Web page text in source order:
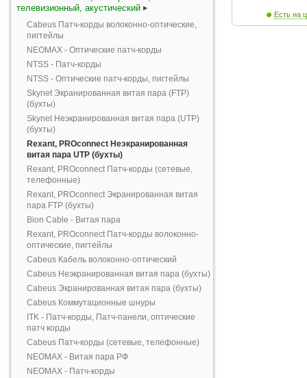
телевизионный, акустический
Cabeus Патч-корды волоконно-оптические,
пигтейлы
NEOMAX - Оптические патч-корды
NTSS - Патч-корды
NTSS - Оптические патч-корды, пигтейлы
Skynet Экранированная витая пара (FTP)
(бухты)
Skynet Неэкранированная витая пара (UTP)
(бухты)
Rexant, PROconnect Неэкранированная
витая пара UTP (бухты)
Rexant, PROconnect Патч-корды (сетевые,
телефонные)
Rexant, PROconnect Экранированная витая
пара FTP (бухты)
Bion Cable - Витая пара
Rexant, PROconnect Патч-корды волоконно-
оптические, пигтейлы
Cabeus Кабель волоконно-оптический
Cabeus Неэкранированная витая пара (бухты)
Cabeus Экранированная витая пара (бухты)
Cabeus Коммутационные шнуры
ITK - Патч-корды, Патч-панели, оптические
патч корды
Cabeus Патч-корды (сетевые, телефонные)
NEOMAX - Витая пара РФ
NEOMAX - Патч-корды
Есть на